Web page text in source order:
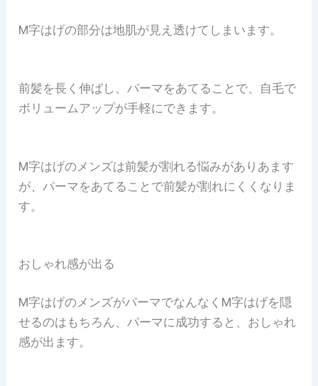
M字はげの部分は地肌が見え透けてしまいます。
前髪を長く伸ばし、パーマをあてることで、自毛で
ボリュームアップが手軽にできます。
M字はげのメンズは前髪が割れる悩みがありあます
が、パーマをあてることで前髪が割れにくくなりま
す。
おしゃれ感が出る
M字はげのメンズがパーマでなんなくM字はげを隠
せるのはもちろん、パーマに成功すると、おしゃれ
感が出ます。